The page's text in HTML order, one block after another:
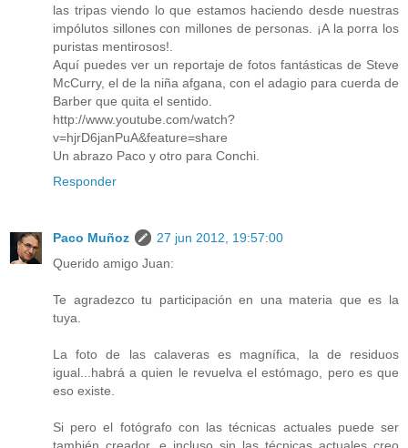
las tripas viendo lo que estamos haciendo desde nuestras
impólutos sillones con millones de personas. ¡A la porra los
puristas mentirosos!.
Aquí puedes ver un reportaje de fotos fantásticas de Steve
McCurry, el de la niña afgana, con el adagio para cuerda de
Barber que quita el sentido.
http://www.youtube.com/watch?
v=hjrD6janPuA&feature=share
Un abrazo Paco y otro para Conchi.
Responder
Paco Muñoz
27 jun 2012, 19:57:00
Querido amigo Juan:
Te agradezco tu participación en una materia que es la
tuya.
La foto de las calaveras es magnífica, la de residuos
igual...habrá a quien le revuelva el estómago, pero es que
eso existe.
Si pero el fotógrafo con las técnicas actuales puede ser